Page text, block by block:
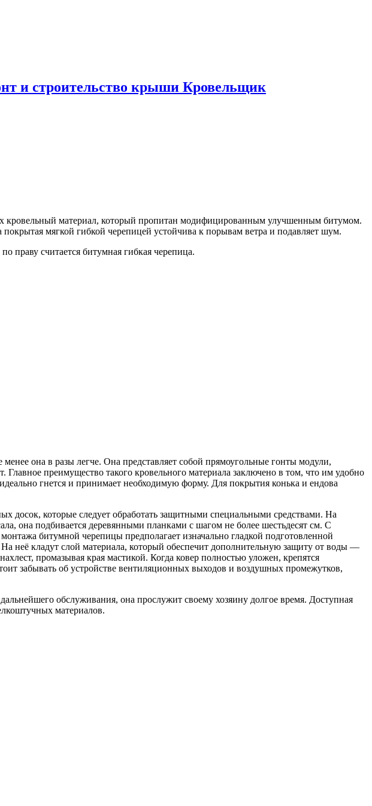
и строительство крыши Кровельщик
кровельный материал, который пропитан модифицированным улучшенным битумом.
мягкой гибкой черепицей устойчива к порывам ветра и подавляет шум.
праву считается битумная гибкая черепица.
она в разы легче. Она представляет собой прямоугольные гонты модули,
преимущество такого кровельного материала заключено в том, что им удобно
гнется и принимает необходимую форму. Для покрытия конька и ендова
досок, которые следует обработать защитными специальными средствами. На
она подбивается деревянными планками с шагом не более шестьдесят см. С
битумной черепицы предполагает изначально гладкой подготовленной
неё кладут слой материала, который обеспечит дополнительную защиту от воды —
промазывая края мастикой. Когда ковер полностью уложен, крепятся
забывать об устройстве вентиляционных выходов и воздушных промежутков,
обслуживания, она прослужит своему хозяину долгое время. Доступная
материалов.